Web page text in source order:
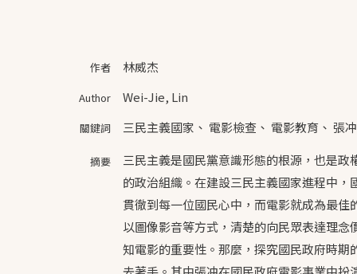
作者 林威杰
Author Wei-Jie, Lin
關鍵詞 三民主義國家 、 電影檢查、 電影教育 、 張冲
摘要
三民主義是國民黨意識形態的根源，也是
的政治組織。在建設三民主義國家進程中
貫徹到每一位國民心中，而電影就成為最
以圖像影音等方式，清楚的向民眾表達理
知電影的重要性。那麼，探究國民政府時